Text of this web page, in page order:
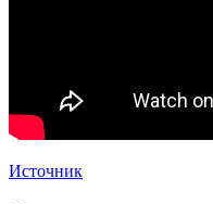
Источник